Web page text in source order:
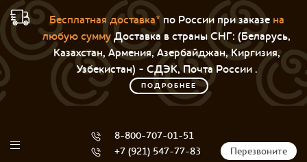
Бесплатная доставка*по России при заказе на
любую суммуДоставка в страны СНГ: (Беларусь,
Казахстан, Армения, Азербайджан, Киргизия,
Узбекистан) - СДЭК, Почта России .
ПОДРОБНЕЕ
8-800-707-01-51
+7 (921) 547-77-83
Перезвоните